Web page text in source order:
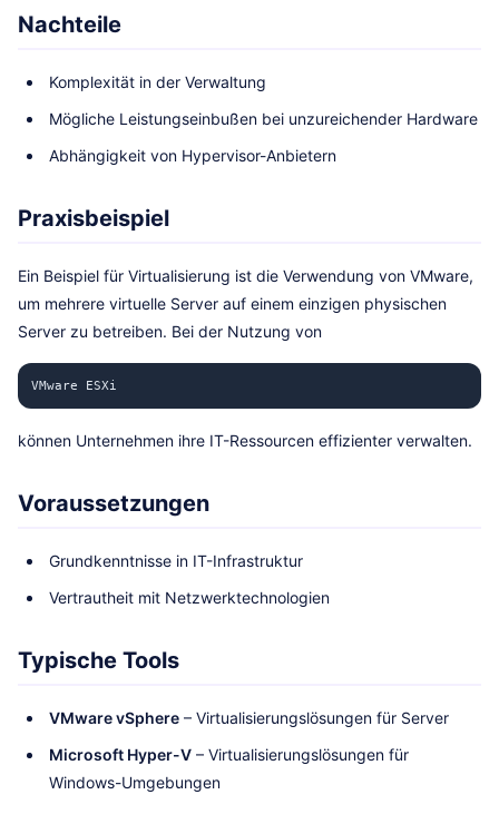
Nachteile
Komplexität in der Verwaltung
Mögliche Leistungseinbußen bei unzureichender Hardware
Abhängigkeit von Hypervisor-Anbietern
Praxisbeispiel
Ein Beispiel für Virtualisierung ist die Verwendung von VMware,
um mehrere virtuelle Server auf einem einzigen physischen
Server zu betreiben. Bei der Nutzung von
VMware ESXi
können Unternehmen ihre IT-Ressourcen effizienter verwalten.
Voraussetzungen
Grundkenntnisse in IT-Infrastruktur
Vertrautheit mit Netzwerktechnologien
Typische Tools
VMware vSphere – Virtualisierungslösungen für Server
Microsoft Hyper-V – Virtualisierungslösungen für
Windows-Umgebungen